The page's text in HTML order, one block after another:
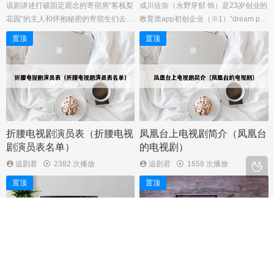
该剧讲述打破固定观念的寄宿房“客栈梨
花园”的主人和怀抱秘密的寄宿生们去寻
找13年前被废的世孙李雪时发生的故
事，标榜“爽快放肆推理密切罗曼史”。
辛睿恩饰演女主角尹端午，经营“客栈梨
花园”给来参加科举考试的书生们休息的
人物。姜勋、金基海、厉云 饰演书生三
人帮。...
成川佐奈（永野芽郁 饰）是23岁创业的
教育类app初创企业（※1）“dream po
ny”的CEO。虽然有些鲁莽，但每天都
在为10年内成为独角兽企业（※2）、
让全世界的人都能利用这一事业而奋
斗。虽然刚成立的时候增长很快，但是
一直没有推出新的服务，到了成立的第
三年，销售额和技术都陷入了困境，每
天都很焦虑。在私人生活中也每天以工
同创立者须崎功（杉野遥亮 饰）暗恋
她，她却完全没有察觉…。...
置顶
折腰电视剧演员表（折腰电视
剧演员表名单）
追剧君 2382 次播放
置顶
凤凰台上电视剧简介（凤凰台
的电视剧）
追剧君 1658 次播放
置顶 置顶